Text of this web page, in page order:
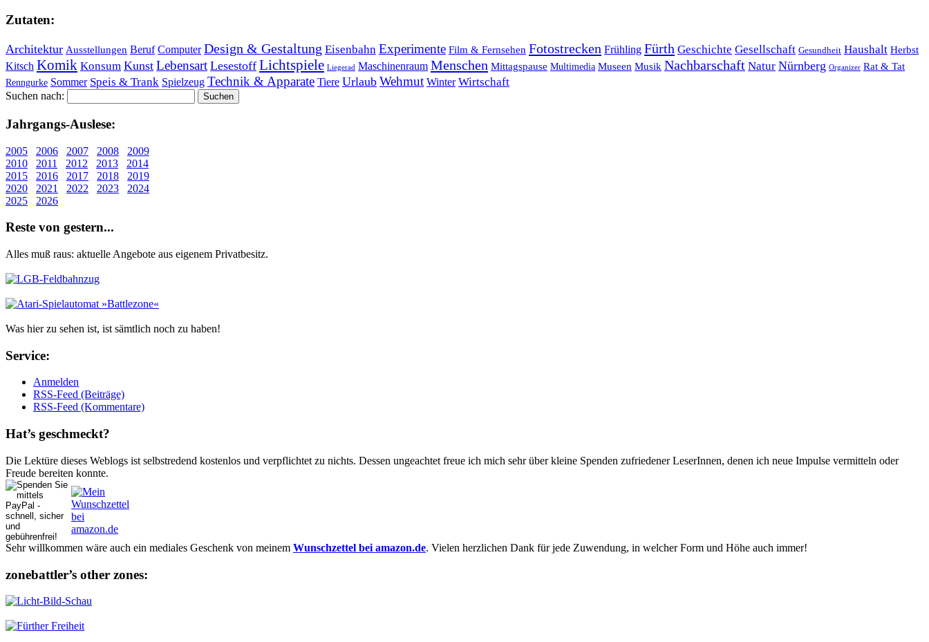
Zu­ta­ten:
Architektur Ausstellungen Beruf Computer Design & Gestaltung Eisenbahn Experimente Film & Fernsehen Fotostrecken Frühling Fürth Geschichte Gesellschaft Gesundheit Haushalt Herbst
Kitsch Komik Konsum Kunst Lebensart Lesestoff Lichtspiele Liegerad Maschinenraum Menschen Mittagspause Multimedia Museen Musik Nachbarschaft Natur Nürnberg Organizer Rat & Tat
Renngurke Sommer Speis & Trank Spielzeug Technik & Apparate Tiere Urlaub Wehmut Winter Wirtschaft
Suchen nach:
Jahr­gangs-Aus­le­se:
2005 2006 2007 2008
2009
2010
2011 2012 2013
2014
2015
2016 2017 2018
2019
2020
2021 2022 2023
2024
2025
2026
Re­ste von ge­stern...
Alles muß raus: aktuelle An­ge­bo­te aus eigenem Privatbesitz.
Was hier zu sehen ist, ist sämt­lich noch zu haben!
Ser­vice:
Anmelden
RSS-Feed (Beiträge)
RSS-Feed (Kommentare)
Hat’s ge­schmeckt?
Die Lektüre dieses Weblogs ist selbstredend kostenlos und ver­pflich­tet zu nichts. Dessen un­ge­achtet freue ich mich sehr über kleine Spenden zufriedener Le­serInnen, denen ich neue Im­pul­se vermitteln oder
Freude bereiten konnte.
Sehr willkommen wäre auch ein mediales Geschenk von meinem Wunschzettel bei amazon.de. Vielen herzlichen Dank für jede Zuwendung, in welcher Form und Höhe auch immer!
zonebattler’s other zo­nes: